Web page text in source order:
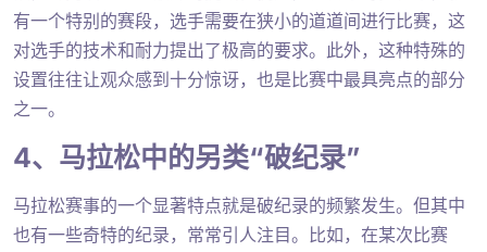
有一个特别的赛段，选手需要在狭小的道道间进行比赛，这
对选手的技术和耐力提出了极高的要求。此外，这种特殊的
设置往往让观众感到十分惊讶，也是比赛中最具亮点的部分
之一。
4、马拉松中的另类“破纪录”
马拉松赛事的一个显著特点就是破纪录的频繁发生。但其中
也有一些奇特的纪录，常常引人注目。比如，在某次比赛